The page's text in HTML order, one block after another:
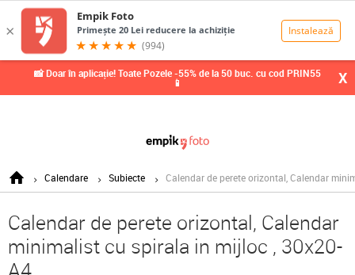
📸 Doar în aplicație! Toate Pozele -55% de la 50 buc. cu cod PRIN55
📱 X
Calendare Subiecte Calendar de perete orizontal, Calendar
Calendar de perete orizontal, Calendar
minimalist cu spirala in mijloc , 30x20-